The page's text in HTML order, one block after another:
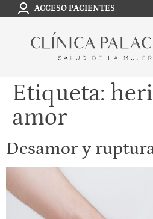
ACCESO PACIENTES
Etiqueta:
amor
Desamor y